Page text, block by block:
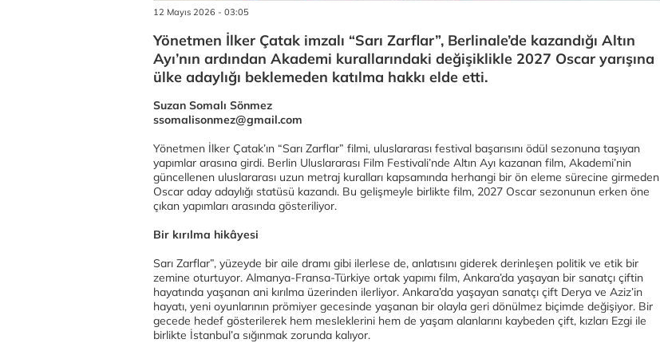
12 Mayıs 2026 - 03:05
Yönetmen İlker Çatak imzalı “Sarı Zarflar”, Berlinale’de kazandığı Altın
Ayı’nın ardından Akademi kurallarındaki değişiklikle 2027 Oscar yarışına
ülke adaylığı beklemeden katılma hakkı elde etti.
Suzan Somalı Sönmez
ssomalisonmez@gmail.com
Yönetmen İlker Çatak’ın “Sarı Zarflar” filmi, uluslararası festival başarısını ödül sezonuna taşıyan
yapımlar arasına girdi. Berlin Uluslararası Film Festivali’nde Altın Ayı kazanan film, Akademi’nin
güncellenen uluslararası uzun metraj kuralları kapsamında herhangi bir ön eleme sürecine girmeden
Oscar aday adaylığı statüsü kazandı. Bu gelişmeyle birlikte film, 2027 Oscar sezonunun erken öne
çıkan yapımları arasında gösteriliyor.
Bir kırılma hikâyesi
Sarı Zarflar”, yüzeyde bir aile dramı gibi ilerlese de, anlatısını giderek derinleşen politik ve etik bir
zemine oturtuyor. Almanya-Fransa-Türkiye ortak yapımı film, Ankara’da yaşayan bir sanatçı çiftin
hayatında yaşanan ani kırılma üzerinden ilerliyor. Ankara’da yaşayan sanatçı çift Derya ve Aziz’in
hayatı, yeni oyunlarının prömiyer gecesinde yaşanan bir olayla geri dönülmez biçimde değişiyor. Bir
gecede hedef gösterilerek hem mesleklerini hem de yaşam alanlarını kaybeden çift, kızları Ezgi ile
birlikte İstanbul’a sığınmak zorunda kalıyor.